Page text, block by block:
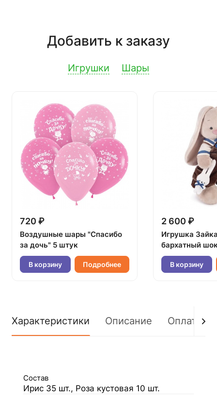
Добавить к заказу
Игрушки Шары
720 ₽
Воздушные шары "Спасибо
за дочь" 5 штук
В корзину Подробнее
2 600 ₽
Игрушка
бархатный
В корзину
Характеристики Описание Оплата
Состав
Ирис 35 шт., Роза кустовая 10 шт.